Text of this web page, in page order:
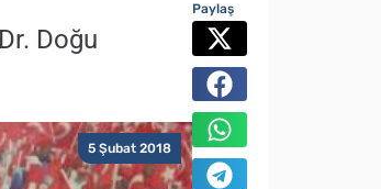
Doğu
5 Şubat 2018
Paylaş